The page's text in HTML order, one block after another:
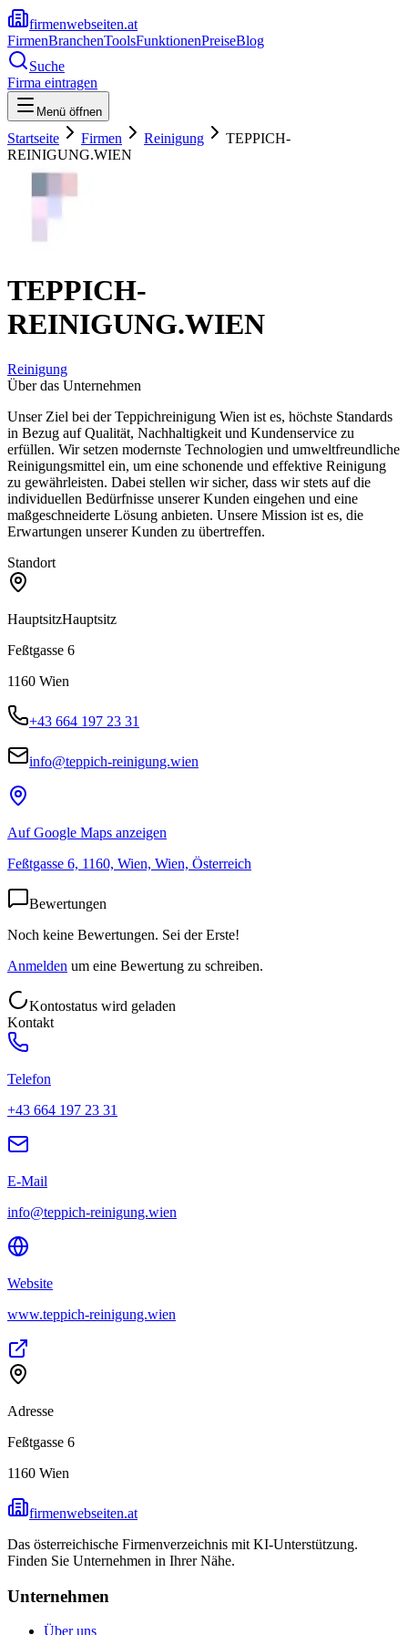
firmenwebseiten.at
FirmenBranchenToolsFunktionenPreiseBlog
Suche
Firma eintragen
Menü öffnen
Startseite Firmen Reinigung
TEPPICH-
REINIGUNG.WIEN
TEPPICH-
REINIGUNG.WIEN
Reinigung
Über das Unternehmen
Unser Ziel bei der Teppichreinigung Wien ist es, höchste Standards
in Bezug auf Qualität, Nachhaltigkeit und Kundenservice zu
erfüllen. Wir setzen modernste Technologien und umweltfreundliche
Reinigungsmittel ein, um eine schonende und effektive Reinigung
zu gewährleisten. Dabei stellen wir sicher, dass wir stets auf die
individuellen Bedürfnisse unserer Kunden eingehen und eine
maßgeschneiderte Lösung anbieten. Unsere Mission ist es, die
Erwartungen unserer Kunden zu übertreffen.
Standort
HauptsitzHauptsitz
Feßtgasse 6
1160 Wien
+43 664 197 23 31
info@teppich-reinigung.wien
Auf Google Maps anzeigen
Feßtgasse 6, 1160, Wien, Wien, Österreich
Bewertungen
Noch keine Bewertungen. Sei der Erste!
Anmelden um eine Bewertung zu schreiben.
Kontostatus wird geladen
Kontakt
Telefon
+43 664 197 23 31
E-Mail
info@teppich-reinigung.wien
Website
www.teppich-reinigung.wien
Adresse
Feßtgasse 6
1160 Wien
firmenwebseiten.at
Das österreichische Firmenverzeichnis mit KI-Unterstützung.
Finden Sie Unternehmen in Ihrer Nähe.
Unternehmen
Über uns